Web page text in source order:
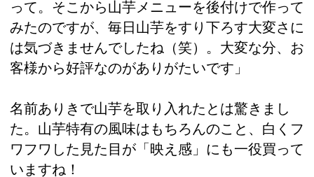
って。そこから山芋メニューを後付けで作って
みたのですが、毎日山芋をすり下ろす大変さに
は気づきませんでしたね（笑）。大変な分、お
客様から好評なのがありがたいです」
名前ありきで山芋を取り入れたとは驚きまし
た。山芋特有の風味はもちろんのこと、白くフ
ワフワした見た目が「映え感」にも一役買って
いますね！